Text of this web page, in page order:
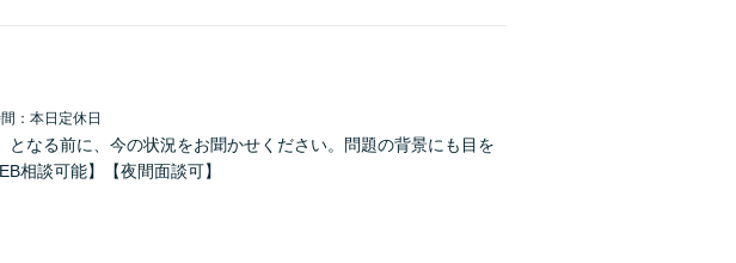
：本日定休日
となる前に、今の状況をお聞かせください。問題の背景にも目を
相談可能】【夜間面談可】